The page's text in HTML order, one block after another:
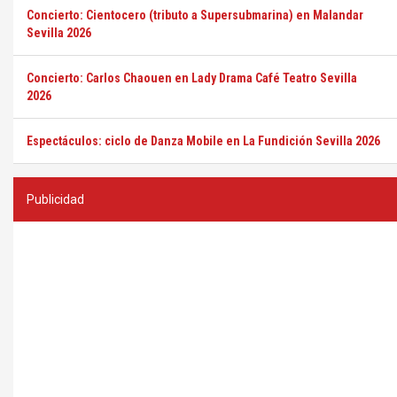
Concierto: Cientocero (tributo a Supersubmarina) en Malandar
Sevilla 2026
Concierto: Carlos Chaouen en Lady Drama Café Teatro Sevilla
2026
Espectáculos: ciclo de Danza Mobile en La Fundición Sevilla 2026
Publicidad